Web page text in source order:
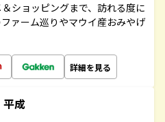
ショッピングまで、訪れる度に
ァーム巡りやマウイ産おみやげ
詳細を見る
成